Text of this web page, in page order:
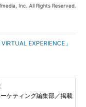
Inc. All Rights Reserved.
EXPERIENCE」
ケティング編集部／掲載